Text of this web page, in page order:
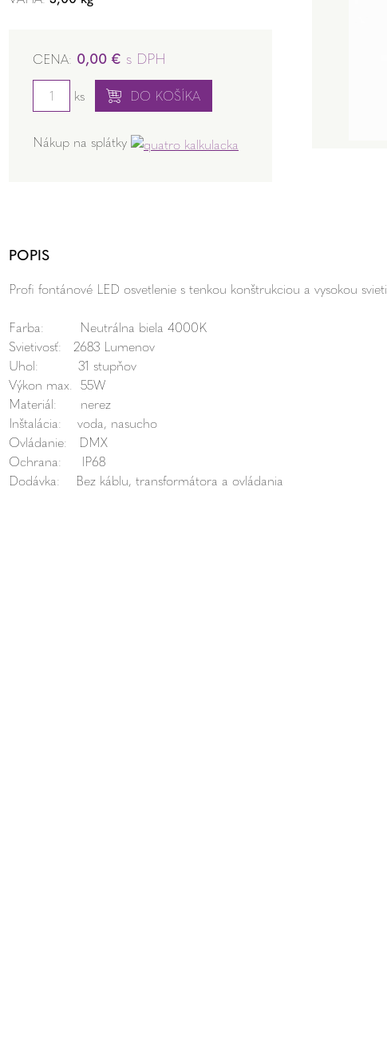
CENA: 0,00 € s DPH
ks DO KOŠÍKA
Nákup na splátky
POPIS
Profi fontánové LED osvetlenie s tenkou konštrukciou a vysokou
Farba: Neutrálna biela 4000K
Svietivosť: 2683 Lumenov
Uhol: 31 stupňov
Výkon max. 55W
Materiál: nerez
Inštalácia: voda, nasucho
Ovládanie: DMX
Ochrana: IP68
Dodávka: Bez káblu, transformátora a ovládania